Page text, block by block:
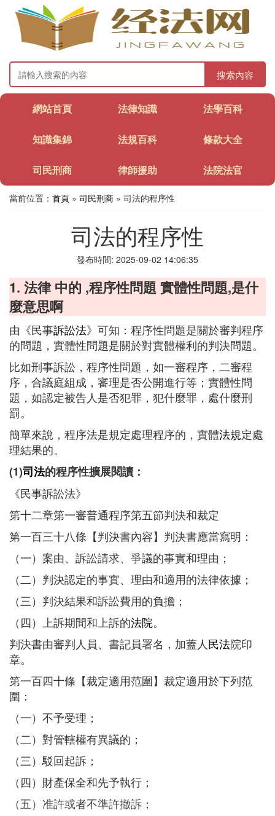
搜索內容
網站首頁 法律知識 法學百科
知識集錦 法規百科 條款大全
司民刑商 律師援助 法院法官
當前位置： 首頁 » 司民刑商 » 司法的程序性
司法的程序性
發布時間: 2025-09-02 14:06:35
1. 法律 中的 ,程序性問題 實體性問題,是什
麼意思啊
由《民事訴訟法》可知：程序性問題是關於審判程序
的問題，實體性問題是關於對實體權利的判決問題。
比如刑事訴訟，程序性問題，如一審程序，二審程
序，合議庭組成，審理是否公開進行等；實體性問
題，如認定被告人是否犯罪，犯什麼罪，處什麼刑
罰。
簡單來說，程序法是規定處理程序的，實體法規定處
理結果的。
(1)司法的程序性擴展閱讀：
《民事訴訟法》
第十二章第一審普通程序第五節判決和裁定
第一百三十八條【判決書內容】判決書應當寫明：
（一）案由、訴訟請求、爭議的事實和理由；
（二）判決認定的事實、理由和適用的法律依據；
（三）判決結果和訴訟費用的負擔；
（四）上訴期間和上訴的法院。
判決書由審判人員、書記員署名，加蓋人民法院印
章。
第一百四十條【裁定適用范圍】裁定適用於下列范
圍：
（一）不予受理；
（二）對管轄權有異議的；
（三）駁回起訴；
（四）財產保全和先予執行；
（五）准許或者不準許撤訴；